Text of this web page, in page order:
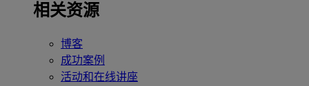
相关资源
博客
成功案例
活动和在线讲座